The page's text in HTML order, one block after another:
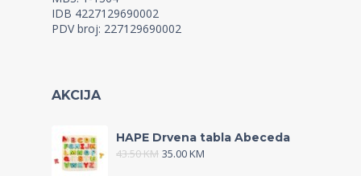
IDB 4227129690002
PDV broj: 227129690002
AKCIJA
HAPE Drvena tabla Abeceda
43.50KM 35.00KM